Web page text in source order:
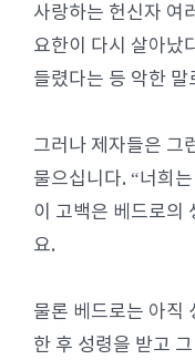
사랑하는 헌신자 여
요한이 다시 살아났
들렸다는 등 악한
그러나 제자들은 그
물으십니다. “너희
이 고백은 베드로의
요.
물론 베드로는 아직
한 후 성령을 받고